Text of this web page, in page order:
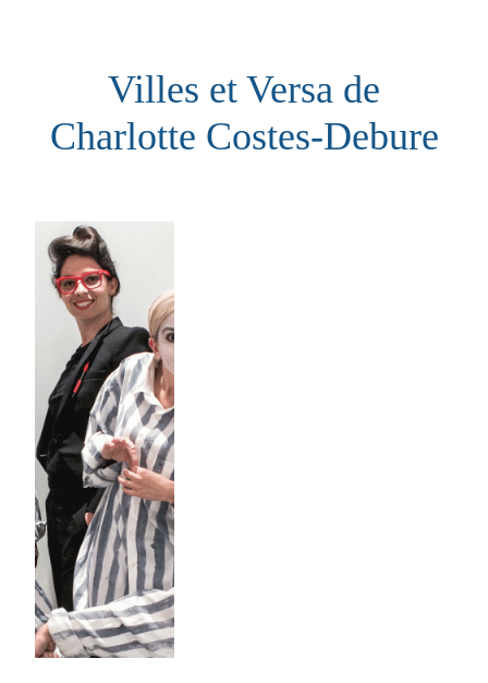
Villes et Versa de
Charlotte Costes-Debure